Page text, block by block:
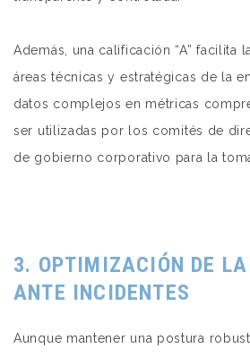
Además, una calificación “A” facilita
áreas técnicas y estratégicas de la
datos complejos en métricas
ser utilizadas por los comités de
de gobierno corporativo para la
3. OPTIMIZACIÓN DE LA
ANTE INCIDENTES
Aunque mantener una postura